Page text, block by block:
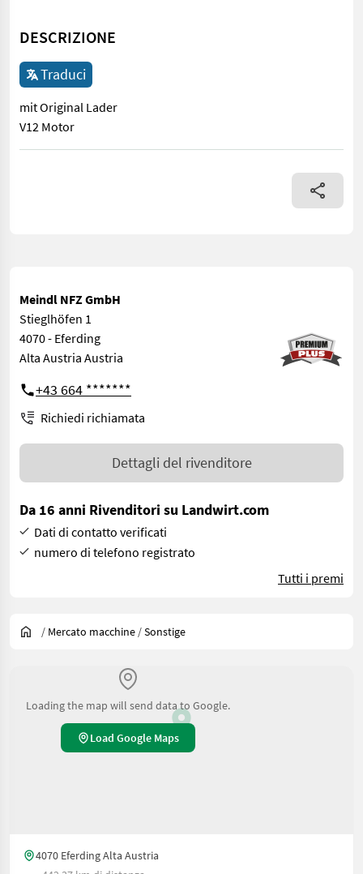
DESCRIZIONE
Traduci
mit Original Lader
V12 Motor
mit Original Lader V12 Motor
Meindl NFZ GmbH
Stieglhöfen 1
4070 - Eferding
Alta Austria Austria
+43 664 *******
Richiedi richiamata
Dettagli del rivenditore
Da 16 anni Rivenditori su Landwirt.com
Dati di contatto verificati
numero di telefono registrato
Tutti i premi
/ Mercato macchine /Sonstige
Loading the map will send data to Google.
Load Google Maps
4070 Eferding Alta Austria